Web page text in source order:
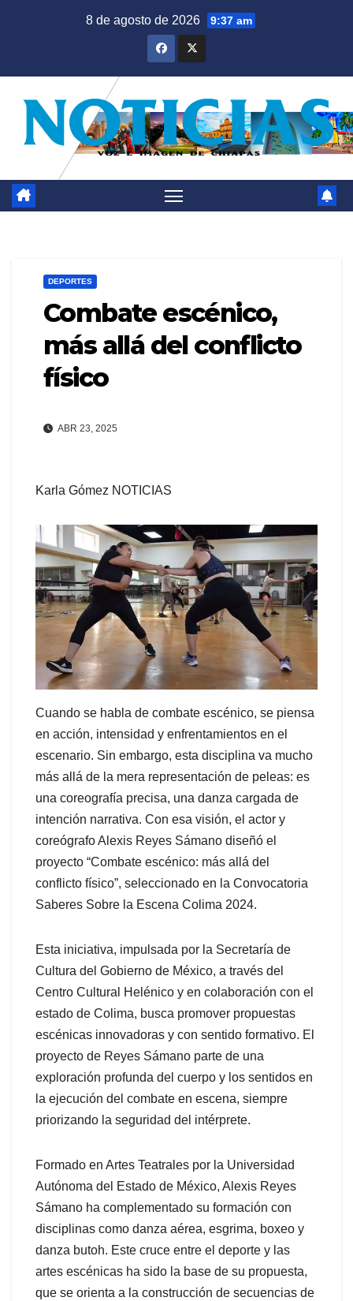
8 de agosto de 2026 9:37 am
DEPORTES
Combate escénico,
más allá del conflicto
físico
ABR 23, 2025
Karla Gómez NOTICIAS
Cuando se habla de combate escénico, se piensa
en acción, intensidad y enfrentamientos en el
escenario. Sin embargo, esta disciplina va mucho
más allá de la mera representación de peleas: es
una coreografía precisa, una danza cargada de
intención narrativa. Con esa visión, el actor y
coreógrafo Alexis Reyes Sámano diseñó el
proyecto “Combate escénico: más allá del
conflicto físico”, seleccionado en la Convocatoria
Saberes Sobre la Escena Colima 2024.
Esta iniciativa, impulsada por la Secretaría de
Cultura del Gobierno de México, a través del
Centro Cultural Helénico y en colaboración con el
estado de Colima, busca promover propuestas
escénicas innovadoras y con sentido formativo. El
proyecto de Reyes Sámano parte de una
exploración profunda del cuerpo y los sentidos en
la ejecución del combate en escena, siempre
priorizando la seguridad del intérprete.
Formado en Artes Teatrales por la Universidad
Autónoma del Estado de México, Alexis Reyes
Sámano ha complementado su formación con
disciplinas como danza aérea, esgrima, boxeo y
danza butoh. Este cruce entre el deporte y las
artes escénicas ha sido la base de su propuesta,
que se orienta a la construcción de secuencias de